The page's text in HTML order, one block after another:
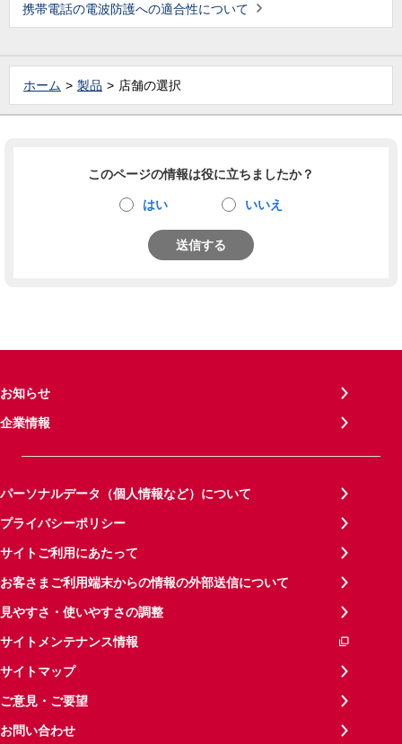
携帯電話の電波防護への適合性について
ホーム 製品 店舗の選択
このページの情報は役に立ちましたか？
はい いいえ
送信する
お知らせ
企業情報
パーソナルデータ（個人情報など）について
プライバシーポリシー
サイトご利用にあたって
お客さまご利用端末からの情報の外部送信について
見やすさ・使いやすさの調整
サイトメンテナンス情報
サイトマップ
ご意見・ご要望
お問い合わせ